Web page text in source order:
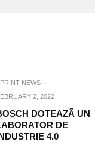
NEWS
·
2, 2022
DOTEAZÃ UN
DE
4.0